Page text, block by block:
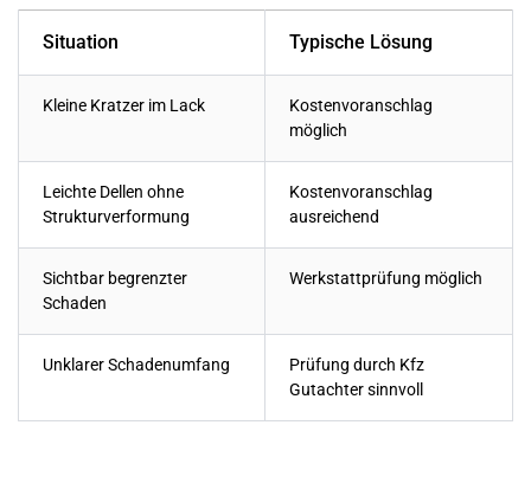
Situation Typische Lösung
Kleine Kratzer im Lack
Kostenvoranschlag
möglich
Leichte Dellen ohne
Strukturverformung
Kostenvoranschlag
ausreichend
Sichtbar begrenzter
Schaden
Werkstattprüfung möglich
Unklarer Schadenumfang
Prüfung durch Kfz
Gutachter sinnvoll